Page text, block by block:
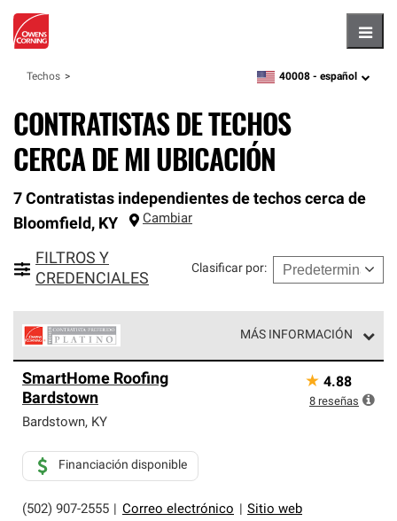
Techos zipcode,language
40008 - español
CONTRATISTAS DE TECHOS
CERCA DE MI UBICACIÓN
7 Contratistas independientes de techos cerca de
Bloomfield, KY Cambiar
FILTROS Y
CREDENCIALES
Clasificar por:
MÁS INFORMACIÓN
Corning constituyen el nivel superior de nuestra red
exclusiva y cumplen con estándares estrictos de
profesionalismo, confiabilidad y destreza incomparable.
sistemas de techos.
SmartHome Roofing
Bardstown
Bardstown, KY
(502) 907-2555 Correo electrónico Sitio web
Financiación disponible
★ 4.88
8 reseñas